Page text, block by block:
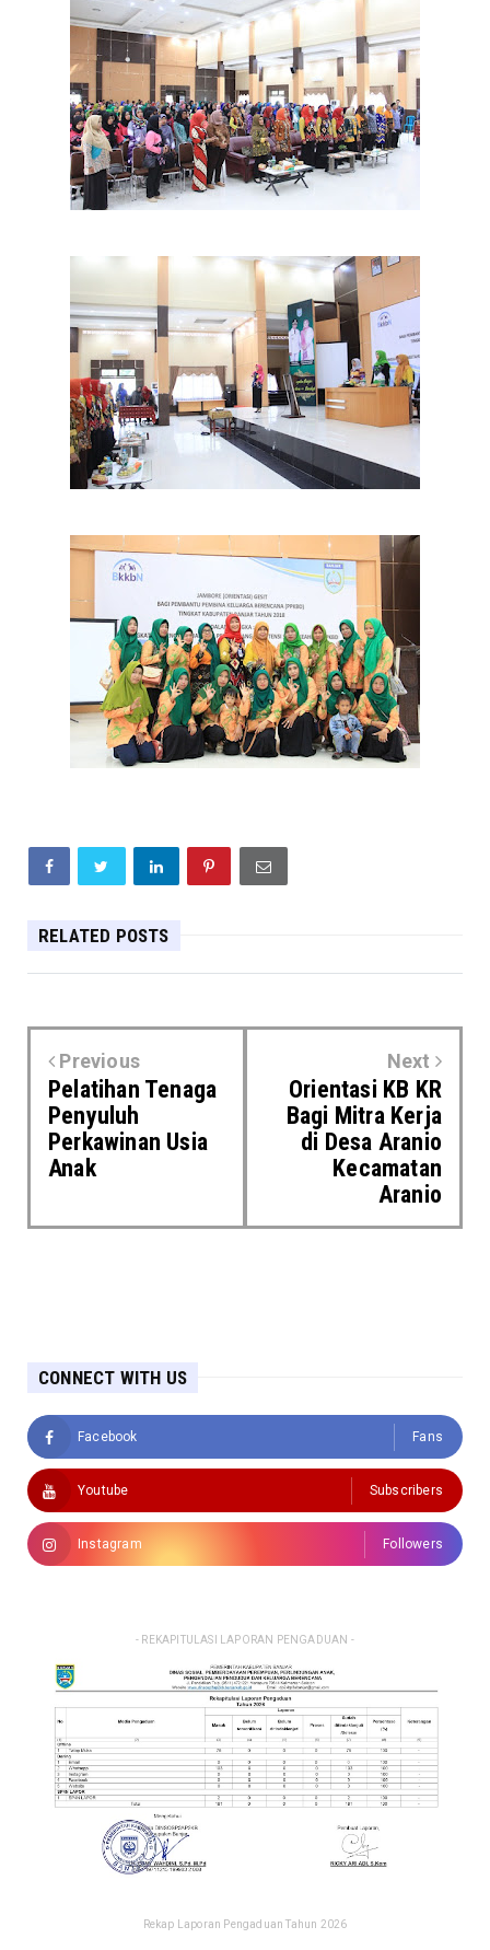
RELATED POSTS
Previous
Pelatihan Tenaga
Penyuluh
Perkawinan Usia
Anak
Next
Orientasi KB KR
Bagi Mitra Kerja
di Desa Aranio
Kecamatan
Aranio
CONNECT WITH US
Facebook Fans
Youtube Subscribers
Instagram Followers
- REKAPITULASI LAPORAN PENGADUAN -
Rekap Laporan Pengaduan Tahun 2026